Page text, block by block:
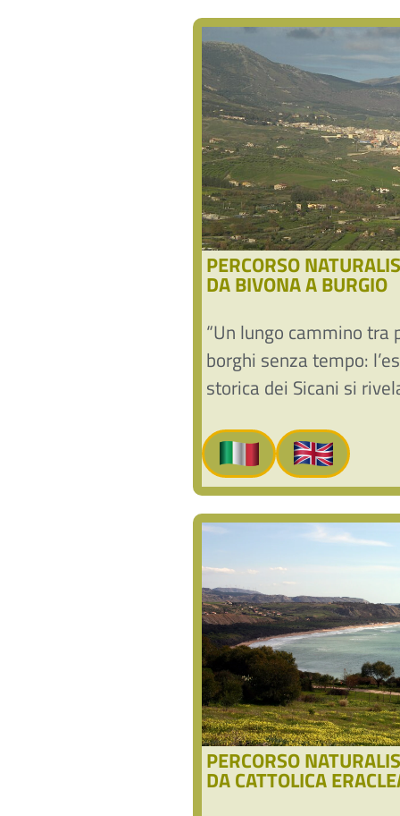
PERCORSO
DA BIVONA A BURGIO
“Un lungo cammino
borghi senza tempo:
storica dei Sicani si
PERCORSO
DA CATTOLICA